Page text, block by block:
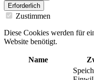
Erforderlich
Zustimmen
Diese Cookies werden für
Website benötigt.
Name